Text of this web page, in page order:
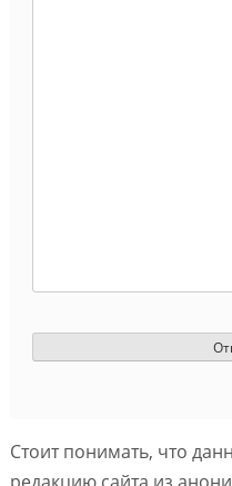
Стоит понимать, что